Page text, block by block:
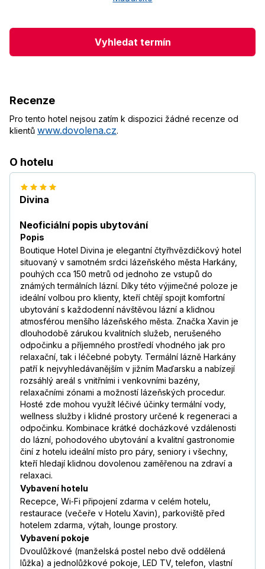
Vyhledat termín
Recenze
Pro tento hotel nejsou zatím k dispozici žádné recenze od
klientů www.dovolena.cz.
O hotelu
Divina
Neoficiální popis ubytování
Popis
Boutique Hotel Divina je elegantní čtyřhvězdičkový hotel
situovaný v samotném srdci lázeňského města Harkány,
pouhých cca 150 metrů od jednoho ze vstupů do
známých termálních lázní. Díky této výjimečné poloze je
ideální volbou pro klienty, kteří chtějí spojit komfortní
ubytování s každodenní návštěvou lázní a klidnou
atmosférou menšího lázeňského města. Značka Xavin je
dlouhodobě zárukou kvalitních služeb, nerušeného
odpočinku a příjemného prostředí vhodného jak pro
relaxační, tak i léčebné pobyty. Termální lázně Harkány
patří k nejvyhledávanějším v jižním Maďarsku a nabízejí
rozsáhlý areál s vnitřními i venkovními bazény,
relaxačními zónami a možností lázeňských procedur.
Hosté zde mohou využít léčivé účinky termální vody,
wellness služby i klidné prostory určené k regeneraci a
odpočinku. Kombinace krátké docházkové vzdálenosti
do lázní, pohodového ubytování a kvalitní gastronomie
činí z hotelu ideální místo pro páry, seniory i všechny,
kteří hledají klidnou dovolenou zaměřenou na zdraví a
relaxaci.
Vybavení hotelu
Recepce, Wi‑Fi připojení zdarma v celém hotelu,
restaurace (večeře v Hotelu Xavin), parkoviště před
hotelem zdarma, výtah, lounge prostory.
Vybavení pokoje
Dvoulůžkové (manželská postel nebo dvě oddělená
lůžka) a jednolůžkové pokoje, LED TV, telefon, vlastní